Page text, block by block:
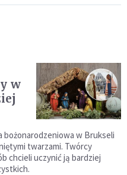
w
bożonarodzeniowa w Brukseli
twarzami. Twórcy
chcieli uczynić ją bardziej